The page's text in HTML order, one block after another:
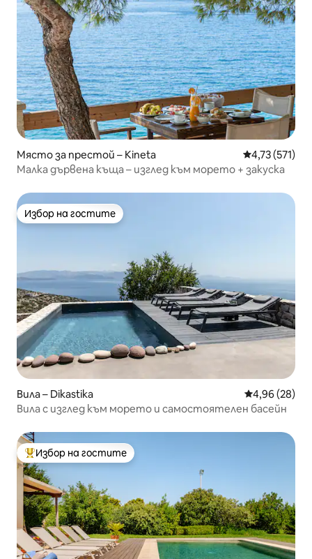
Място за престой – Kineta Средна
4,73 (571)
Малка дървена къща – изглед към морето + закуска
Избор на гостите
Избор на гостите
Вила – Dikastika Средна
4,96 (28)
Вила с изглед към морето и самостоятелен басейн
Най-популярен избор на гостите
Избор на гостите